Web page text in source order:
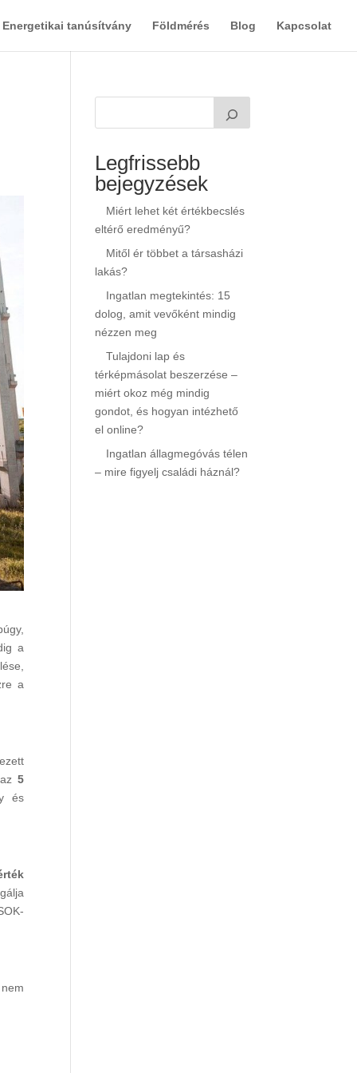
Energetikai tanúsítvány Földmérés Blog Kapcsolat
a
a
az5
és
Legfrissebb
bejegyzések
Miért lehet két értékbecslés
eltérő eredményű?
Mitől ér többet a társasházi
lakás?
Ingatlan megtekintés: 15
dolog, amit vevőként mindig
nézzen meg
Tulajdoni lap és
térképmásolat beszerzése –
miért okoz még mindig
gondot, és hogyan intézhető
el online?
Ingatlan állagmegóvás télen
– mire figyelj családi háznál?